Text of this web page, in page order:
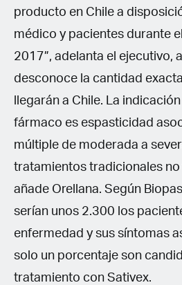
producto en Chile a
médico y pacientes durante
2017”, adelanta el ejecutivo,
desconoce la cantidad
llegarán a Chile. La
fármaco es espasticidad
múltiple de moderada a
tratamientos tradicionales no
añade Orellana. Según
serían unos 2.300 los
enfermedad y sus síntomas
solo un porcentaje son
tratamiento con Sativex.